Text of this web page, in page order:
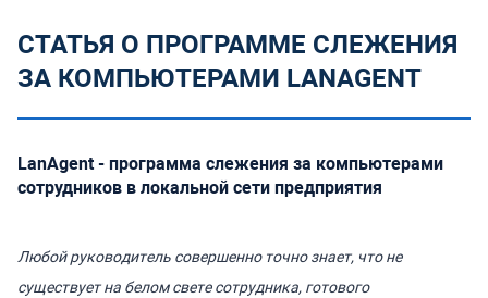
СТАТЬЯ О ПРОГРАММЕ СЛЕЖЕНИЯ
ЗА КОМПЬЮТЕРАМИ LANAGENT
LanAgent - программа слежения за компьютерами
сотрудников в локальной сети предприятия
Любой руководитель совершенно точно знает, что не
существует на белом свете сотрудника, готового